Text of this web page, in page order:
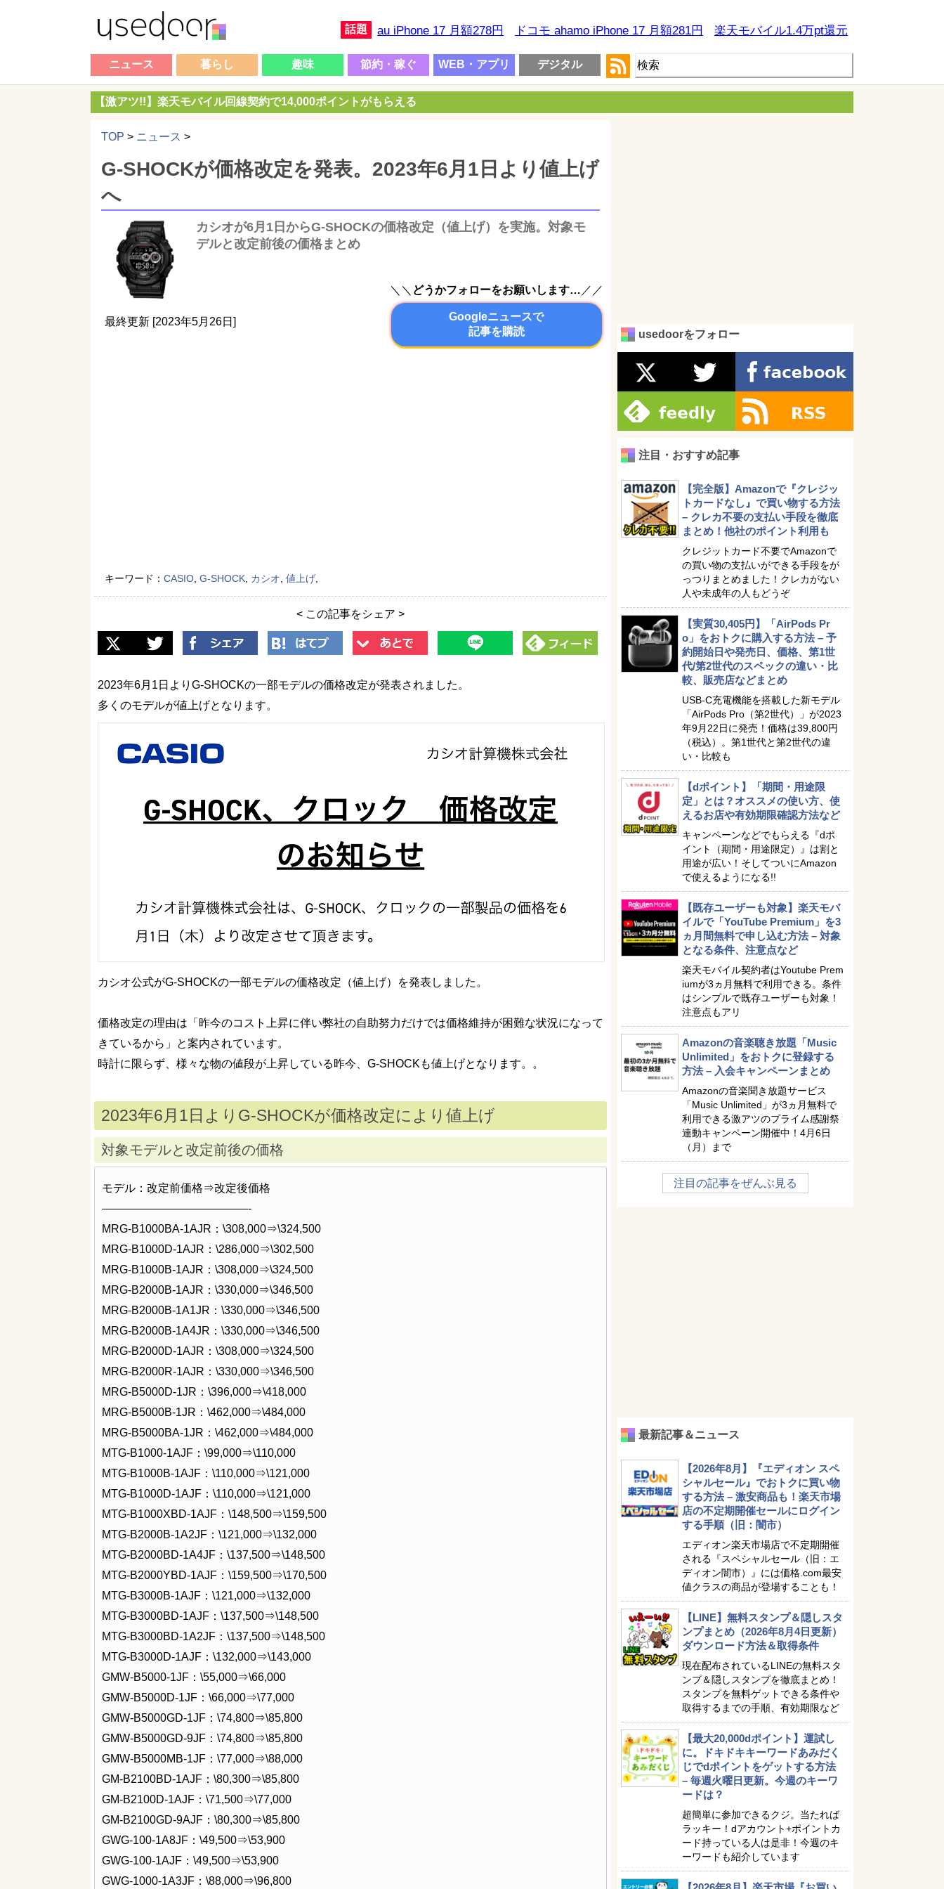
話題 au iPhone 17 月額278円 ドコモ ahamo iPhone 17 月額281円 楽天モバイル1.4万pt還元
ニュース 暮らし 趣味 節約・稼ぐ WEB・アプリ デジタル
【激アツ!!】楽天モバイル回線契約で14,000ポイントがもらえる
TOP > ニュース >
G-SHOCKが価格改定を発表。2023年6月1日より値上げ
へ
カシオが6月1日からG-SHOCKの価格改定（値上げ）を実施。対象モ
デルと改定前後の価格まとめ
最終更新 [2023年5月26日]
＼＼ どうかフォローをお願いします… ／／
Googleニュースで
記事を購読
キーワード： CASIO G-SHOCK カシオ 値上げ
< この記事をシェア >
2023年6月1日よりG-SHOCKの一部モデルの価格改定が発表されました。
多くのモデルが値上げとなります。
カシオ公式がG-SHOCKの一部モデルの価格改定（値上げ）を発表しました。
価格改定の理由は「昨今のコスト上昇に伴い弊社の自助努力だけでは価格維持が困難な状況になって
きているから」と案内されています。
時計に限らず、様々な物の値段が上昇している昨今、G-SHOCKも値上げとなります。。
2023年6月1日よりG-SHOCKが価格改定により値上げ
対象モデルと改定前後の価格
モデル：改定前価格⇒改定後価格
—————————————-
MRG-B1000BA-1AJR：\308,000⇒\324,500
MRG-B1000D-1AJR：\286,000⇒\302,500
MRG-B1000B-1AJR：\308,000⇒\324,500
MRG-B2000B-1AJR：\330,000⇒\346,500
MRG-B2000B-1A1JR：\330,000⇒\346,500
MRG-B2000B-1A4JR：\330,000⇒\346,500
MRG-B2000D-1AJR：\308,000⇒\324,500
MRG-B2000R-1AJR：\330,000⇒\346,500
MRG-B5000D-1JR：\396,000⇒\418,000
MRG-B5000B-1JR：\462,000⇒\484,000
MRG-B5000BA-1JR：\462,000⇒\484,000
MTG-B1000-1AJF：\99,000⇒\110,000
MTG-B1000B-1AJF：\110,000⇒\121,000
MTG-B1000D-1AJF：\110,000⇒\121,000
MTG-B1000XBD-1AJF：\148,500⇒\159,500
MTG-B2000B-1A2JF：\121,000⇒\132,000
MTG-B2000BD-1A4JF：\137,500⇒\148,500
MTG-B2000YBD-1AJF：\159,500⇒\170,500
MTG-B3000B-1AJF：\121,000⇒\132,000
MTG-B3000BD-1AJF：\137,500⇒\148,500
MTG-B3000BD-1A2JF：\137,500⇒\148,500
MTG-B3000D-1AJF：\132,000⇒\143,000
GMW-B5000-1JF：\55,000⇒\66,000
GMW-B5000D-1JF：\66,000⇒\77,000
GMW-B5000GD-1JF：\74,800⇒\85,800
GMW-B5000GD-9JF：\74,800⇒\85,800
GMW-B5000MB-1JF：\77,000⇒\88,000
GM-B2100BD-1AJF：\80,300⇒\85,800
GM-B2100D-1AJF：\71,500⇒\77,000
GM-B2100GD-9AJF：\80,300⇒\85,800
GWG-100-1A8JF：\49,500⇒\53,900
GWG-100-1AJF：\49,500⇒\53,900
GWG-1000-1A3JF：\88,000⇒\96,800
usedoorをフォロー
注目・おすすめ記事
【完全版】Amazonで『クレジッ
トカードなし』で買い物する方法
– クレカ不要の支払い手段を徹底
まとめ！他社のポイント利用も
クレジットカード不要でAmazonで
の買い物の支払いができる手段をが
っつりまとめました！クレカがない
人や未成年の人もどうぞ
【実質30,405円】「AirPods Pr
o」をおトクに購入する方法 – 予
約開始日や発売日、価格、第1世
代/第2世代のスペックの違い・比
較、販売店などまとめ
USB-C充電機能を搭載した新モデル
「AirPods Pro（第2世代）」が2023
年9月22日に発売！価格は39,800円
（税込）。第1世代と第2世代の違
い・比較も
【dポイント】「期間・用途限
定」とは？オススメの使い方、使
えるお店や有効期限確認方法など
キャンペーンなどでもらえる『dポ
イント（期間・用途限定）』は割と
用途が広い！そしてついにAmazon
で使えるようになる!!
【既存ユーザーも対象】楽天モバ
イルで「YouTube Premium」を3
ヵ月間無料で申し込む方法 – 対象
となる条件、注意点など
楽天モバイル契約者はYoutube Prem
iumが3ヵ月無料で利用できる。条件
はシンプルで既存ユーザーも対象！
注意点もアリ
Amazonの音楽聴き放題「Music
Unlimited」をおトクに登録する
方法 – 入会キャンペーンまとめ
Amazonの音楽聞き放題サービス
「Music Unlimited」が3ヵ月無料で
利用できる激アツのプライム感謝祭
連動キャンペーン開催中！4月6日
（月）まで
注目の記事をぜんぶ見る
最新記事＆ニュース
【2026年8月】『エディオン スペ
シャルセール』でおトクに買い物
する方法 – 激安商品も！楽天市場
店の不定期開催セールにログイン
する手順（旧：闇市）
エディオン楽天市場店で不定期開催
される『スペシャルセール（旧：エ
ディオン闇市）』には価格.com最安
値クラスの商品が登場することも！
【LINE】無料スタンプ＆隠しスタ
ンプまとめ（2026年8月4日更新）
ダウンロード方法＆取得条件
現在配布されているLINEの無料スタ
ンプ＆隠しスタンプを徹底まとめ！
スタンプを無料ゲットできる条件や
取得するまでの手順、有効期限など
【最大20,000dポイント】運試し
に。ドキドキキーワードあみだく
じでdポイントをゲットする方法
– 毎週火曜日更新。今週のキーワ
ードは？
超簡単に参加できるクジ。当たれば
ラッキー！dアカウント+ポイントカ
ード持っている人は是非！今週のキ
ーワードも紹介しています